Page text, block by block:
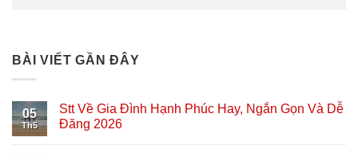
BÀI VIẾT GẦN ĐÂY
05
Th5
Stt Về Gia Đình Hạnh Phúc Hay, Ngắn Gọn Và Dễ
Đăng 2026